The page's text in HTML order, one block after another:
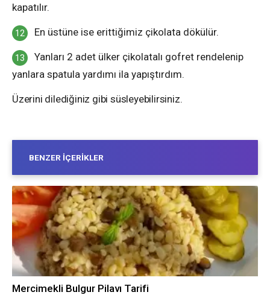
kapatılır.
En üstüne ise erittiğimiz çikolata dökülür.
Yanları 2 adet ülker çikolatalı gofret rendelenip
yanlara spatula yardımı ila yapıştırdım.
Üzerini dilediğiniz gibi süsleyebilirsiniz.
BENZER İÇERIKLER
Mercimekli Bulgur Pilavı Tarifi